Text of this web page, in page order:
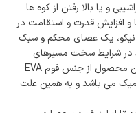
و یا بالا رفتن از کوه ها
و افزایش قدرت و استقامت در
نیکو، یک عصای محکم و سبک
در شرایط سخت مسیرهای
پیاده روی، به آن اعتماد کنید. دسته ی این محصول از جنس فوم EVA
می باشد و به همین علت